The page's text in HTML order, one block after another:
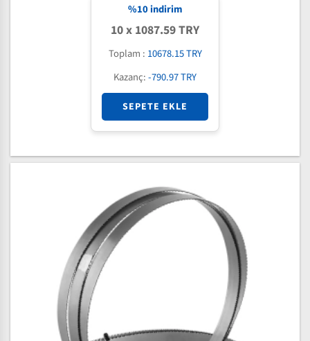
%10indirim
10 x 1087.59 TRY
Toplam : 10678.15 TRY
Kazanç:-790.97 TRY
SEPETE EKLE